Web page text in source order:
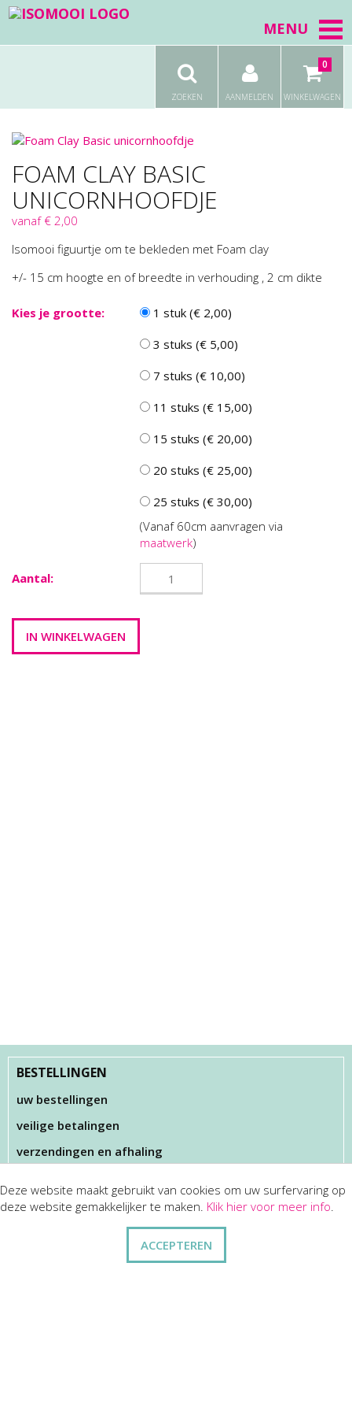
MENU
ZOEKEN AANMELDEN WINKELWAGEN
0
FOAM CLAY BASIC
UNICORNHOOFDJE
vanaf € 2,00
Isomooi figuurtje om te bekleden met Foam clay
+/- 15 cm hoogte en of breedte in verhouding , 2 cm dikte
Kies je grootte:
1 stuk (€ 2,00)
3 stuks (€ 5,00)
7 stuks (€ 10,00)
11 stuks (€ 15,00)
15 stuks (€ 20,00)
20 stuks (€ 25,00)
25 stuks (€ 30,00)
(Vanaf 60cm aanvragen via
maatwerk)
Aantal:
BESTELLINGEN
uw bestellingen
veilige betalingen
verzendingen en afhaling
KLANTENSERVICES
Deze website maakt gebruikt van cookies om uw surfervaring op
deze website gemakkelijker te maken. Klik hier voor meer info.
ACCEPTEREN